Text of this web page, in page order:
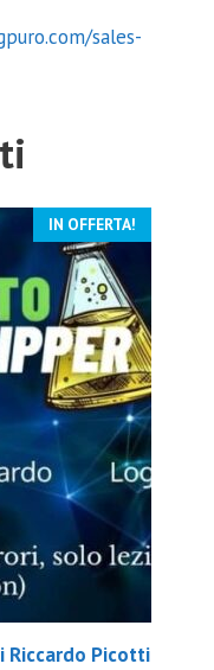
sales-
IN OFFERTA!
Picotti